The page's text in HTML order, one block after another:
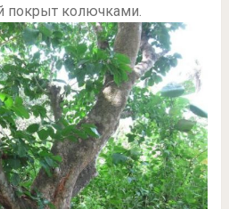
покрыт колючками.